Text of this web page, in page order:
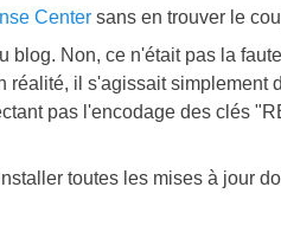
Center sans en trouver le
blog. Non, ce n'était pas la
réalité, il s'agissait simplement
pas l'encodage des clés
toutes les mises à jour